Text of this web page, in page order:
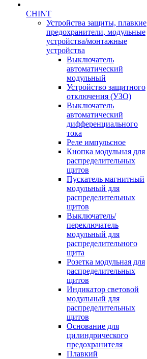
CHINT
Устройства защиты, плавкие
предохранители, модульные
устройства/монтажные
устройства
Выключатель
автоматический
модульный
Устройство защитного
отключения (УЗО)
Выключатель
автоматический
дифференциального
тока
Реле импульсное
Кнопка модульная для
распределительных
щитов
Пускатель магнитный
модульный для
распределительных
щитов
Выключатель/
переключатель
модульный для
распределительного
щита
Розетка модульная для
распределительных
щитов
Индикатор световой
модульный для
распределительных
щитов
Основание для
цилиндрического
предохранителя
Плавкий